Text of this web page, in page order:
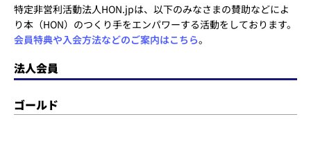
特定非営利活動法人HON.jpは、以下のみなさまの賛助などによ
り本（HON）のつくり手をエンパワーする活動をしております。
会員特典や入会方法などのご案内はこちら。
法人会員
ゴールド